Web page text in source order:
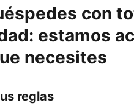
con
estamos
necesites
reglas